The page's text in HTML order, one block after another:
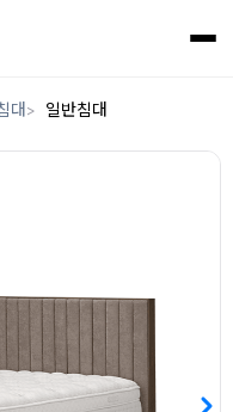
대 일반침대